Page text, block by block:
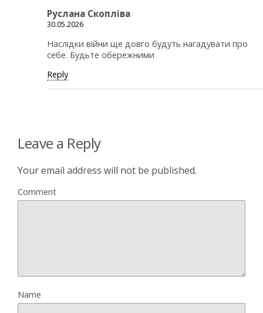
Руслана Скопліва
30.05.2026
Наслідки війни ще довго будуть нагадувати про
себе. Будьте обережними
Reply
Leave a Reply
Your email address will not be published.
Comment
Name